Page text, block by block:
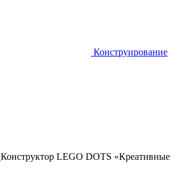
Конструирование
Конструктор LEGO DOTS «Креативные